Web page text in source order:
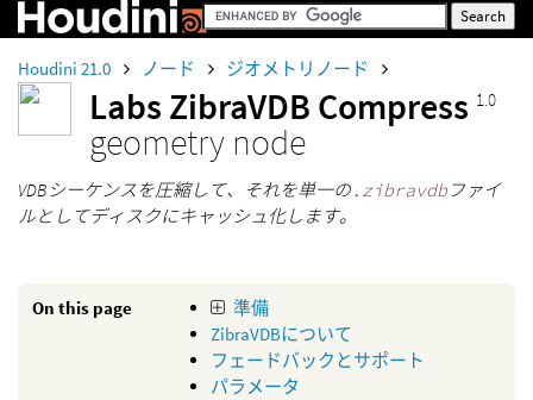
Houdini 21.0 ノード ジオメトリノード
Labs ZibraVDB Compress 1.0
geometry node
VDBシーケンスを圧縮して、それを単一の.zibravdb ファイ
ルとしてディスクにキャッシュ化します。
On this page
準備
ZibraVDBについて
フェードバックとサポート
パラメータ